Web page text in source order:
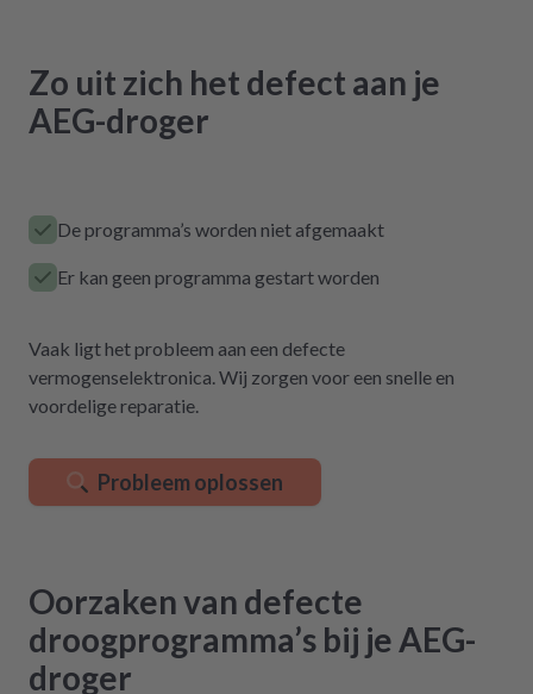
Zo uit zich het defect aan je
AEG-droger
De programma’s worden niet afgemaakt
Er kan geen programma gestart worden
Vaak ligt het probleem aan een defecte
vermogenselektronica. Wij zorgen voor een snelle en
voordelige reparatie.
Probleem oplossen
Oorzaken van defecte
droogprogramma’s bij je AEG-
droger